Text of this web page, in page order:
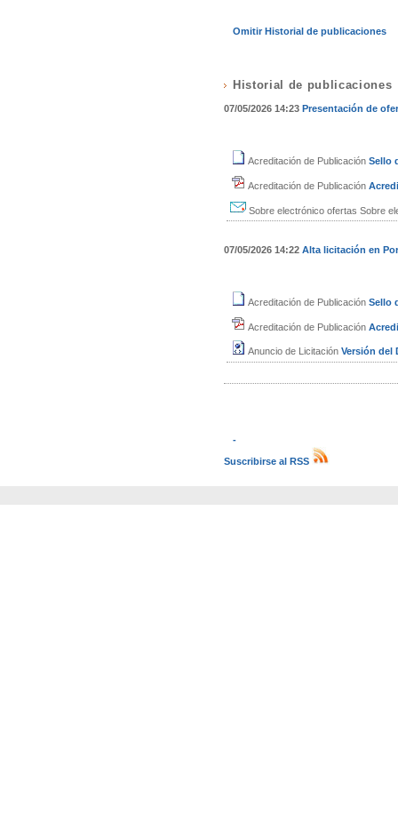
Omitir Historial de publicaciones
Historial de publicaciones
07/05/2026 14:23 Presentación de
Acreditación de Publicación Sello
Acreditación de Publicación
Sobre electrónico ofertas Sobre
07/05/2026 14:22 Alta licitación en
Acreditación de Publicación Sello
Acreditación de Publicación
Anuncio de Licitación Versión del
-
Suscribirse al RSS